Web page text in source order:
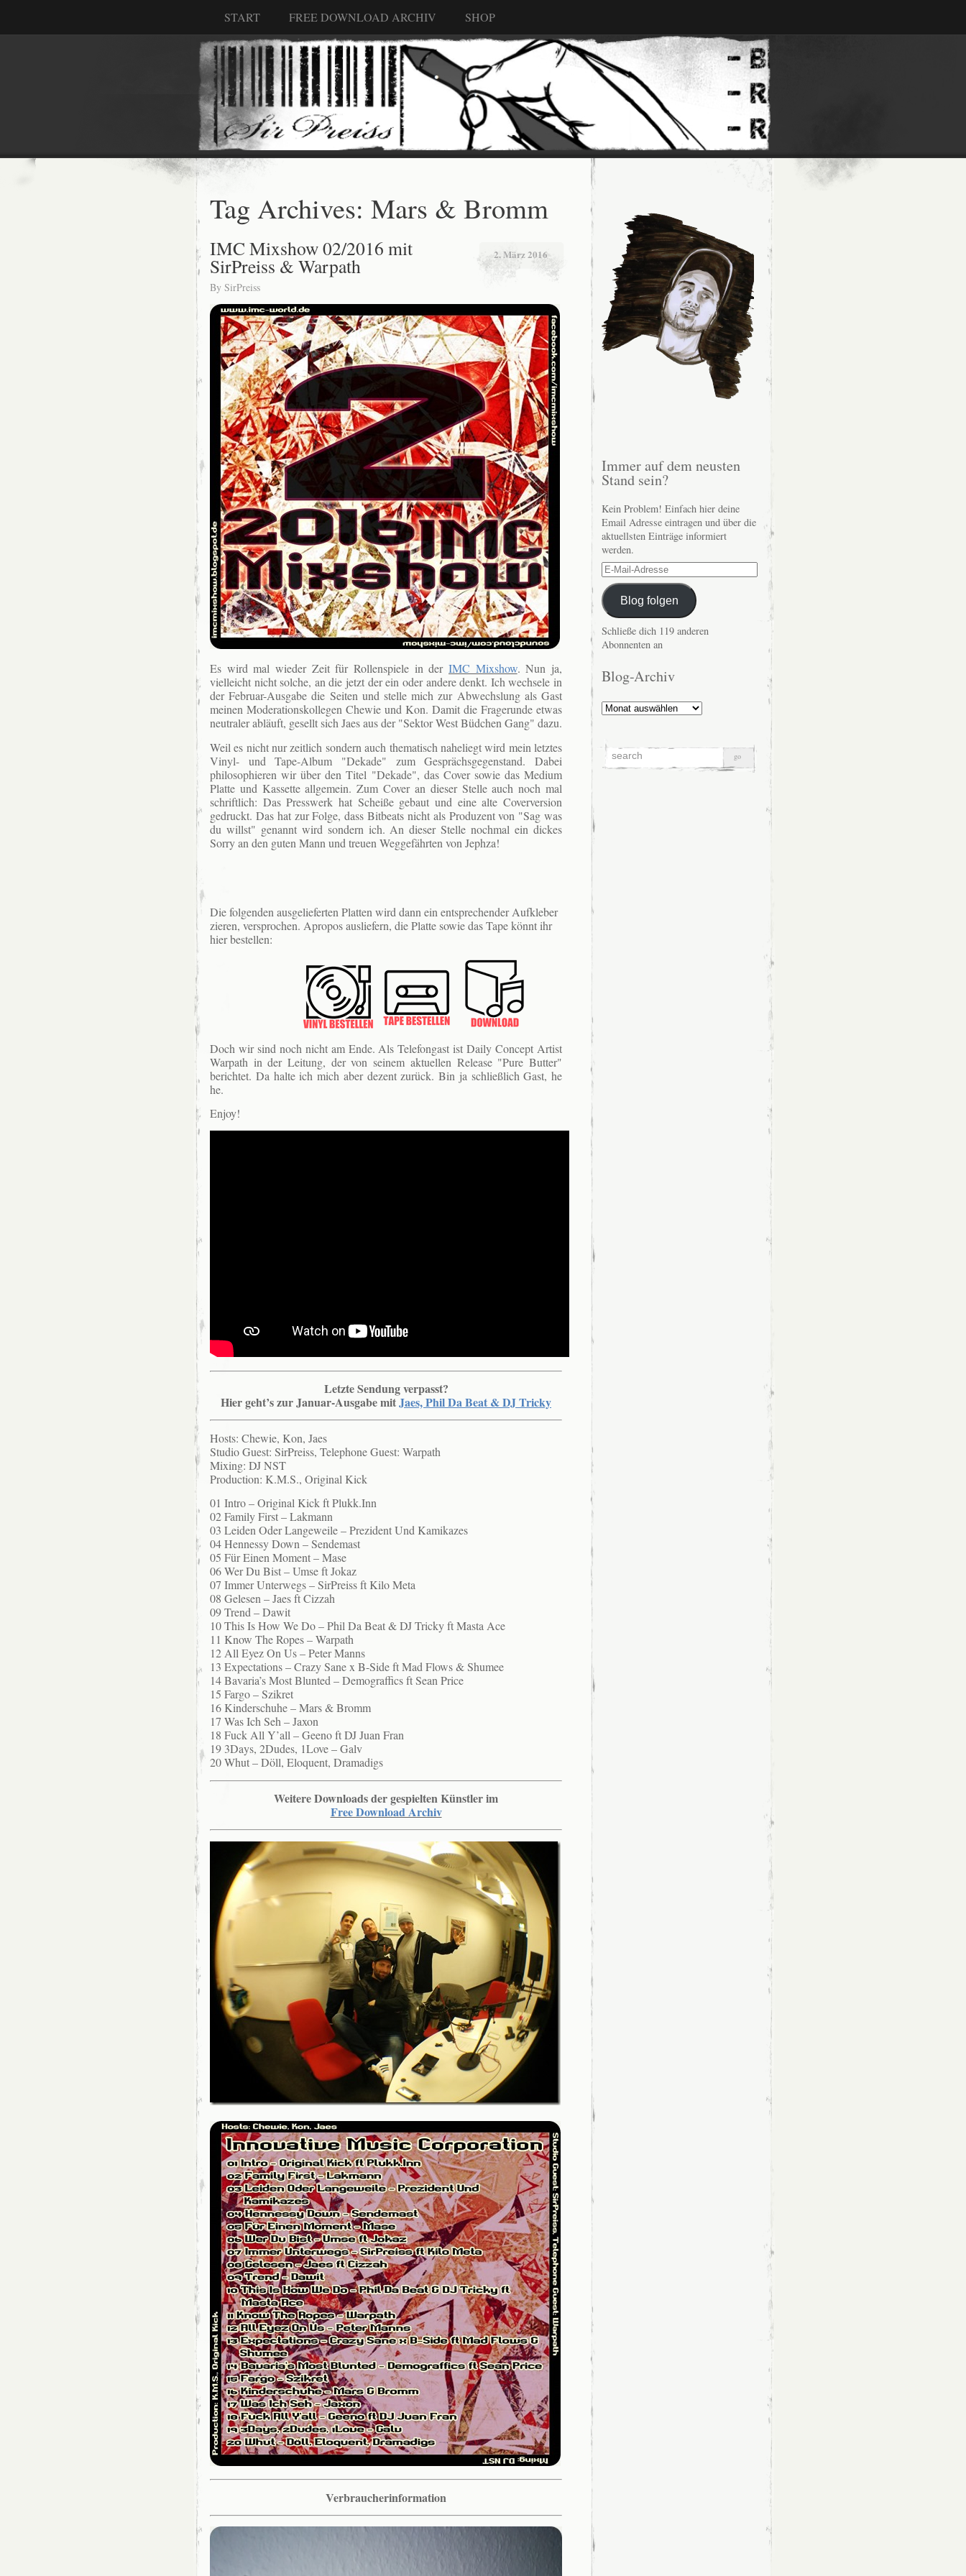
START FREE DOWNLOAD ARCHIV SHOP
Tag Archives: Mars & Bromm
2. März 2016
IMC Mixshow 02/2016 mit
SirPreiss & Warpath
By SirPreiss
Es wird mal wieder Zeit für Rollenspiele in der IMC Mixshow. Nun ja,
vielleicht nicht solche, an die jetzt der ein oder andere denkt. Ich wechsele in
der Februar-Ausgabe die Seiten und stelle mich zur Abwechslung als Gast
meinen Moderationskollegen Chewie und Kon. Damit die Fragerunde etwas
neutraler abläuft, gesellt sich Jaes aus der "Sektor West Büdchen Gang" dazu.
Weil es nicht nur zeitlich sondern auch thematisch naheliegt wird mein letztes
Vinyl- und Tape-Album "Dekade" zum Gesprächsgegenstand. Dabei
philosophieren wir über den Titel "Dekade", das Cover sowie das Medium
Platte und Kassette allgemein. Zum Cover an dieser Stelle auch noch mal
schriftlich: Das Presswerk hat Scheiße gebaut und eine alte Coverversion
gedruckt. Das hat zur Folge, dass Bitbeats nicht als Produzent von "Sag was
du willst" genannt wird sondern ich. An dieser Stelle nochmal ein dickes
Sorry an den guten Mann und treuen Weggefährten von Jephza!
Die folgenden ausgelieferten Platten wird dann ein entsprechender Aufkleber
zieren, versprochen. Apropos ausliefern, die Platte sowie das Tape könnt ihr
hier bestellen:
Doch wir sind noch nicht am Ende. Als Telefongast ist Daily Concept Artist
Warpath in der Leitung, der von seinem aktuellen Release "Pure Butter"
berichtet. Da halte ich mich aber dezent zurück. Bin ja schließlich Gast, he
he.
Enjoy!
Letzte Sendung verpasst?
Hier geht’s zur Januar-Ausgabe mitJaes, Phil Da Beat & DJ Tricky
Hosts: Chewie, Kon, Jaes
Studio Guest: SirPreiss, Telephone Guest: Warpath
Mixing: DJ NST
Production: K.M.S., Original Kick
01 Intro – Original Kick ft Plukk.Inn
02 Family First – Lakmann
03 Leiden Oder Langeweile – Prezident Und Kamikazes
04 Hennessy Down – Sendemast
05 Für Einen Moment – Mase
06 Wer Du Bist – Umse ft Jokaz
07 Immer Unterwegs – SirPreiss ft Kilo Meta
08 Gelesen – Jaes ft Cizzah
09 Trend – Dawit
10 This Is How We Do – Phil Da Beat & DJ Tricky ft Masta Ace
11 Know The Ropes – Warpath
12 All Eyez On Us – Peter Manns
13 Expectations – Crazy Sane x B-Side ft Mad Flows & Shumee
14 Bavaria’s Most Blunted – Demograffics ft Sean Price
15 Fargo – Szikret
16 Kinderschuhe – Mars & Bromm
17 Was Ich Seh – Jaxon
18 Fuck All Y’all – Geeno ft DJ Juan Fran
19 3Days, 2Dudes, 1Love – Galv
20 Whut – Döll, Eloquent, Dramadigs
Weitere Downloads der gespielten Künstler im
Free Download Archiv
Verbraucherinformation
Immer auf dem neusten
Stand sein?
Kein Problem! Einfach hier deine
Email Adresse eintragen und über die
aktuellsten Einträge informiert
werden.
E-
Mail-
AdresseBlog folgen
Schließe dich 119 anderen
Abonnenten an
Blog-Archiv
Blog-
Archiv